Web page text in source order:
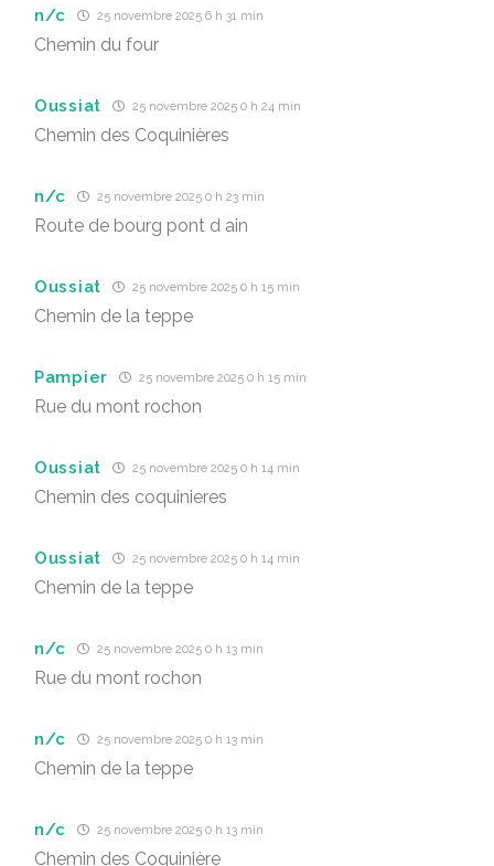
n/c 25 novembre 2025 6 h 31 min
Chemin du four
Oussiat 25 novembre 2025 0 h 24 min
Chemin des Coquinières
n/c 25 novembre 2025 0 h 23 min
Route de bourg pont d ain
Oussiat 25 novembre 2025 0 h 15 min
Chemin de la teppe
Pampier 25 novembre 2025 0 h 15 min
Rue du mont rochon
Oussiat 25 novembre 2025 0 h 14 min
Chemin des coquinieres
Oussiat 25 novembre 2025 0 h 14 min
Chemin de la teppe
n/c 25 novembre 2025 0 h 13 min
Rue du mont rochon
n/c 25 novembre 2025 0 h 13 min
Chemin de la teppe
n/c 25 novembre 2025 0 h 13 min
Chemin des Coquinière